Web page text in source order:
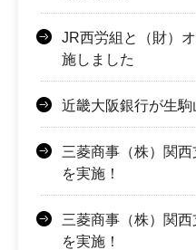
JR西労組と（財）
施しました
近畿大阪銀行が生駒
三菱商事（株）関
を実施！
三菱商事（株）関
を実施！